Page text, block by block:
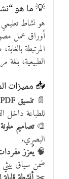
💡 ما هو
أوراق عمل
المرتبطة
الطبيعية، بلغة
📥 مميزات
📄 تنسيق PDF قابل للطباعة
للطباعة داخل
🎨تصاميم
البصري.
🧠يُعزز
ضمن سياق بيئي